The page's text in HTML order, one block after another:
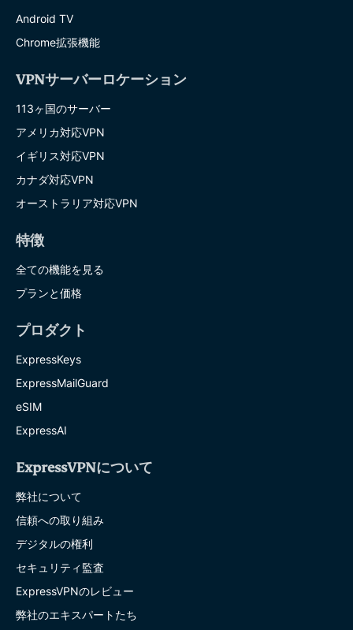
Android TV
Chrome拡張機能
VPNサーバーロケーション
113ヶ国のサーバー
アメリカ対応VPN
イギリス対応VPN
カナダ対応VPN
オーストラリア対応VPN
特徴
全ての機能を見る
プランと価格
プロダクト
ExpressKeys
ExpressMailGuard
eSIM
ExpressAI
ExpressVPNについて
弊社について
信頼への取り組み
デジタルの権利
セキュリティ監査
ExpressVPNのレビュー
弊社のエキスパートたち